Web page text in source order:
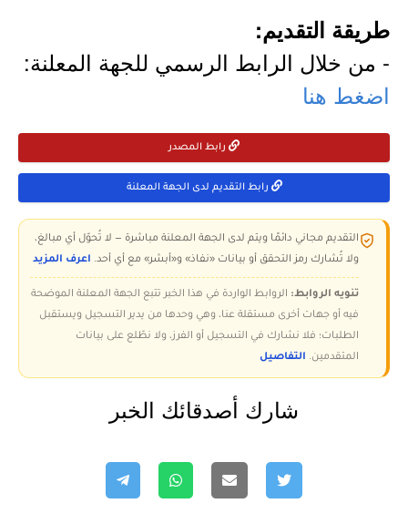
طريقة التقديم:
- من خلال الرابط الرسمي للجهة المعلنة:
اضغط هنا
رابط المصدر
رابط التقديم لدى الجهة المعلنة
التقديم مجاني دائمًا ويتم لدى الجهة المعلنة مباشرة — لا تُحوّل أي مبالغ،
ولا تُشارك رمز التحقق أو بيانات «نفاذ» و«أبشر» مع أي أحد. اعرف المزيد
تنويه الروابط: الروابط الواردة في هذا الخبر تتبع الجهة المعلنة الموضحة
فيه أو جهات أخرى مستقلة عنا، وهي وحدها من يدير التسجيل ويستقبل
الطلبات؛ فلا نشارك في التسجيل أو الفرز، ولا نطّلع على بيانات
المتقدمين. التفاصيل
شارك أصدقائك الخبر